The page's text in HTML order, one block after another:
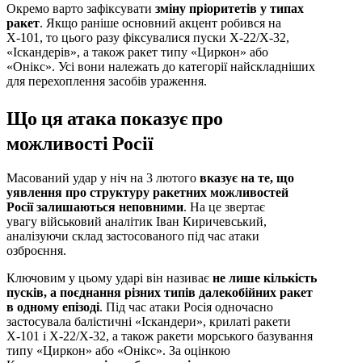
Окремо варто зафіксувати зміну пріоритетів у типах
ракет. Якщо раніше основний акцент робився на
Х-101, то цього разу фіксувалися пуски Х-22/Х-32,
«Іскандерів», а також ракет типу «Циркон» або
«Онікс». Усі вони належать до категорії найскладніших
для перехоплення засобів ураження.
Що ця атака показує про
можливості Росії
Масований удар у ніч на 3 лютого вказує на те, що
уявлення про структуру ракетних можливостей
Росії залишаються неповними. На це звертає
увагу військовий аналітик Іван Киричевський,
аналізуючи склад застосованого під час атаки
озброєння.
Ключовим у цьому ударі він називає не лише кількість
пусків, а поєднання різних типів далекобійних ракет
в одному епізоді. Під час атаки Росія одночасно
застосувала балістичні «Іскандери», крилаті ракети
Х-101 і Х-22/Х-32, а також ракети морського базування
типу «Циркон» або «Онікс». За оцінкою